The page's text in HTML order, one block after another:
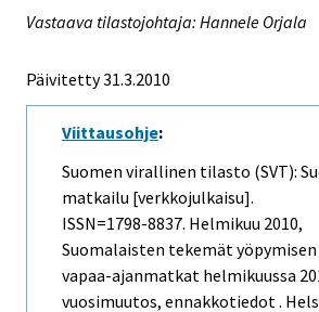
Vastaava tilastojohtaja: Hannele Orjala
Päivitetty 31.3.2010
Viittausohje:
Suomen virallinen tilasto (SVT):
matkailu [verkkojulkaisu].
ISSN=1798-8837. Helmikuu 2010,
Suomalaisten tekemät
vapaa-ajanmatkat helmikuussa
vuosimuutos, ennakkotiedot .